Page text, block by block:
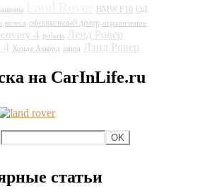
BMW F10 ОД
колеса официальный дилер ограничение
4 polaris Ленд Ровер
4 Хонда Аккорд шина Лэнд Ровер
на CarInLife.ru
статьи